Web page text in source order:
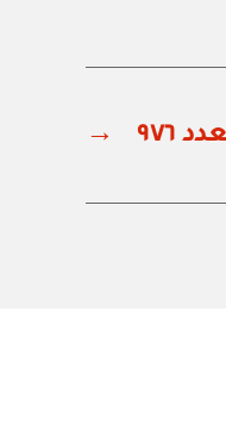
→ ٩٧٦